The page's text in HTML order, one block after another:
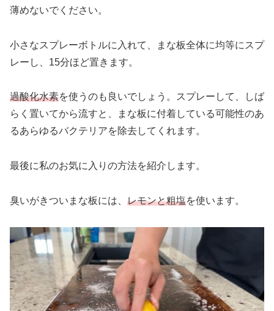
薄めないでください。
小さなスプレーボトルに入れて、まな板全体に均等にスプ
レーし、15分ほど置きます。
過酸化水素を使うのも良いでしょう。スプレーして、しば
らく置いてから流すと、まな板に付着している可能性のあ
るあらゆるバクテリアを除去してくれます。
最後に私のお気に入りの方法を紹介します。
臭いがきついまな板には、 レモンと粗塩を使います。